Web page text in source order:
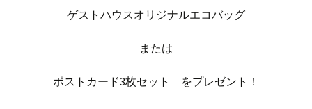
ゲストハウスオリジナルエコバッグ
または
ポストカード3枚セット をプレゼント！